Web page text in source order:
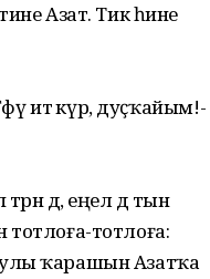
Азат. Тик һине
итә күр, дуҫҡайым!-
дә, еңел дә тын
тотлоға:
ҡарашын Азатҡа